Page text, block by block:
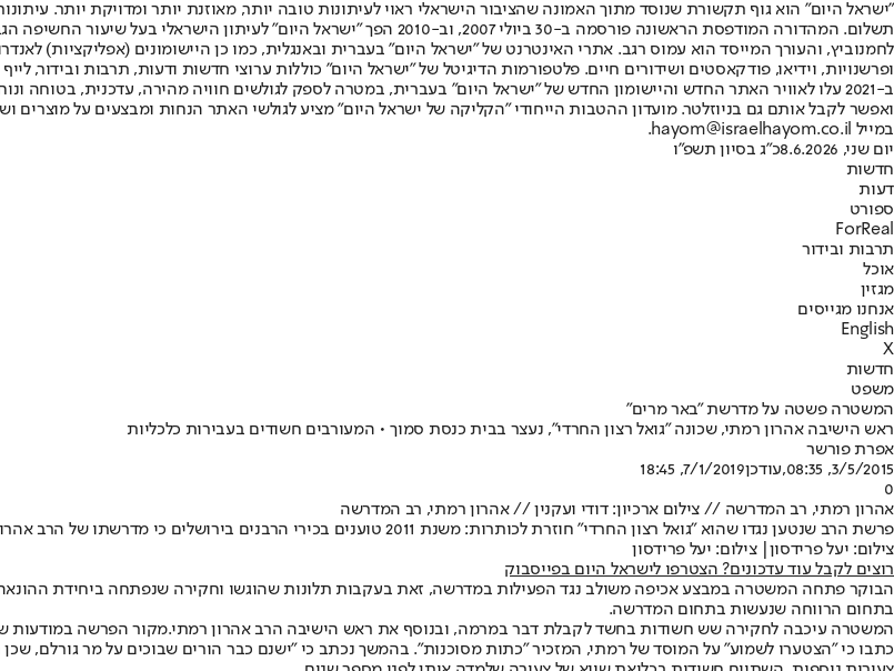
"ישראל היום" הוא גוף תקשורת שנוסד מתוך האמונה שהציבור הישראלי ראוי לעיתונות טובה יותר, מאוזנת יותר ומדויקת יותר.
תשלום. המהדורה המודפסת הראשונה פורסמה ב-30 ביולי 2007, וב-2010 הפך "ישראל
ופרשנויות, וידיאו, פודקאסטים ושידורים חיים. פלטפורמות הדיגיטל של "ישראל היום" כוללות ערוצי חדשות ודעות, תרבות ובידור,
ב-2021 עלו לאוויר האתר החדש והיישומון החדש של "ישראל היום" בעברית, במטרה לספק לגולשים חוויה מהירה, עדכנית,
ואפשר לקבל אותם גם בניוזלטר. מועדון ההטבות הייחודי "הקליקה של ישראל היום" מציע לגולשי האתר הנחות ומבצעים על מוצרים
במייל hayom@israelhayom.co.il.
יום שני, 8.6.2026
כ"ג בסיון תשפ"ו
חדשות
דעות
ספורט
ForReal
תרבות ובידור
אוכל
מגזין
אנחנו מגייסים
English
X
חדשות
משפט
המשטרה פשטה על מדרשת "באר מרים"
ראש הישיבה אהרון רמתי, שכונה "גואל רצון החרדי", נעצר בבית כנסת סמוך • המעורבים חשודים בעבירות כלכליות
אפרת פורשר
3/5/2015, 08:35
,עודכן7/1/2019, 18:45
0
אהרון רמתי, רב המדרשה // צילום ארכיון: דודי ועקנין // אהרון רמתי, רב המדרשה
פרשת הרב שנטען נגדו שהוא "גואל רצון החרדי" חוזרת לכותרות: משנת 2011 טוענים בכירי הרבנים בירושלים כי מדרשתו של הרב אהרון רמתי מזכירה "כתות מסוכנות".
צילום: יעל פרידסון| צילום: יעל פרידסון
רוצים לקבל עוד עדכונים? הצטרפו לישראל היום בפייסבוק
הבוקר פתחה המשטרה במבצע אכיפה משולב נגד הפעילות במדרשה, זאת בעקבות תלונות שהוגשו וחקירה שנפתחה ביחידת ההונאה
בתחום הרווחה שנעשות בתחום המדרשה.
המשטרה עיכבה לחקירה שש חשודות בחשד לקבלת דבר במרמה, ובנוסף את ראש הישיבה הרב אהרון רמתי.
כתבו כי "הצטערו לשמוע" על המוסד של רמתי, המזכיר "כתות מסוכנות". בהמשך נכתב כי "ישנם כבר הורים שבוכים על מר גורלם,